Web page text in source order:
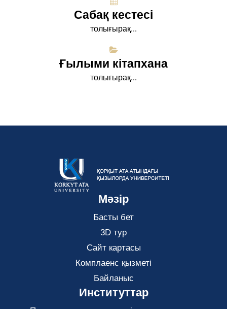
Сабақ кестесі
толығырақ...
Ғылыми кітапхана
толығырақ...
Мәзір
Басты бет
3D тур
Сайт картасы
Комплаенс қызметі
Байланыс
Институттар